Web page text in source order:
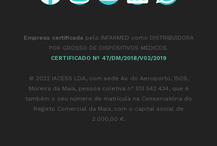
Empresa certificada pelo INFARMED como DISTRIBUIDORA
POR GROSSO DE DISPOSITIVOS MÉDICOS.
CERTIFICADO Nº 47/DM/2018/V02/2019
© 2022 IACESS LDA, com sede Av. do Aeroporto, 1509,
Moreira da Maia, pessoa coletiva n° 513 542 434, que é
também o seu número de matrícula na Conservatória do
Registo Comercial da Maia, com o capital social de
2.000,00 €.